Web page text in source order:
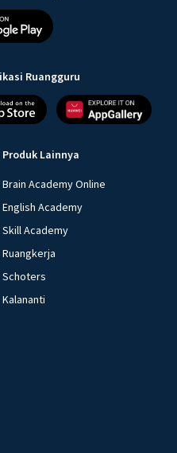
Ruangguru
Produk Lainnya
Brain Academy Online
English Academy
Skill Academy
Ruangkerja
Schoters
Kalananti